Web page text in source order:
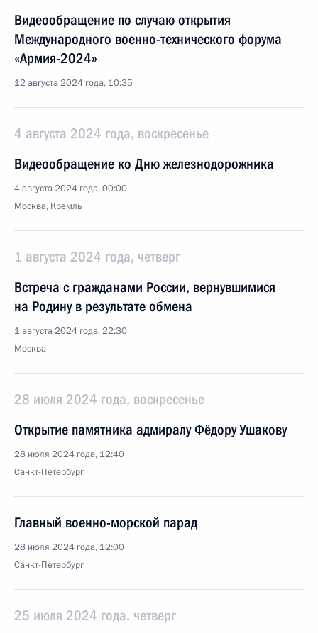
Видеообращение по случаю открытия
Международного военно-технического форума
«Армия-2024»
12 августа 2024 года, 10:35
4 августа 2024 года, воскресенье
Видеообращение ко Дню железнодорожника
4 августа 2024 года, 00:00
Москва, Кремль
1 августа 2024 года, четверг
Встреча с гражданами России, вернувшимися
на Родину в результате обмена
1 августа 2024 года, 22:30
Москва
28 июля 2024 года, воскресенье
Открытие памятника адмиралу Фёдору Ушакову
28 июля 2024 года, 12:40
Санкт-Петербург
Главный военно-морской парад
28 июля 2024 года, 12:00
Санкт-Петербург
25 июля 2024 года, четверг